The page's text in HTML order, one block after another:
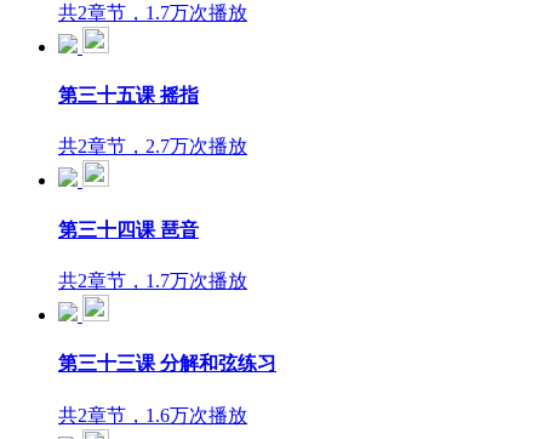
共2章节，1.7万次播放
第三十五课 摇指
共2章节，2.7万次播放
第三十四课 琶音
共2章节，1.7万次播放
第三十三课 分解和弦练习
共2章节，1.6万次播放